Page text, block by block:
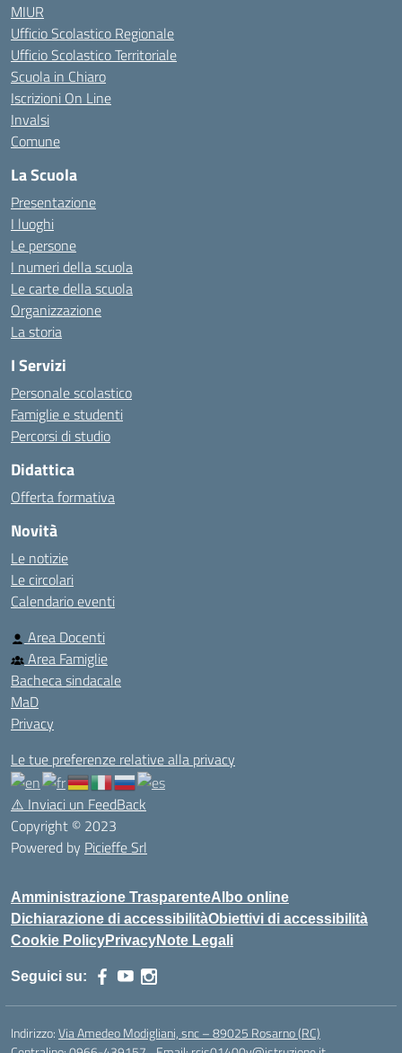
MIUR
Ufficio Scolastico Regionale
Ufficio Scolastico Territoriale
Scuola in Chiaro
Iscrizioni On Line
Invalsi
Comune
La Scuola
Presentazione
I luoghi
Le persone
I numeri della scuola
Le carte della scuola
Organizzazione
La storia
I Servizi
Personale scolastico
Famiglie e studenti
Percorsi di studio
Didattica
Offerta formativa
Novità
Le notizie
Le circolari
Calendario eventi
Area Docenti
Area Famiglie
Bacheca sindacale
MaD
Privacy
Le tue preferenze relative alla privacy
⚠️ Inviaci un FeedBack
Copyright © 2023
Powered by Picieffe Srl
Amministrazione TrasparenteAlbo online
Dichiarazione di accessibilitàObiettivi di accessibilità
Cookie PolicyPrivacyNote Legali
Seguici su:
Indirizzo:Via Amedeo Modigliani, snc – 89025 Rosarno (RC)